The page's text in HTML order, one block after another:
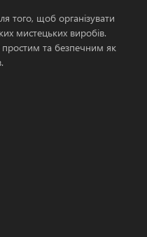
того, щоб організувати
мистецьких виробів.
простим та безпечним як